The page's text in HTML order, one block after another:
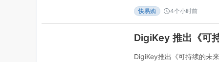
市-2026年07月29日2026
27,000种零件和104家新
快易购 4个小时前
DigiKey推出《可持续的未